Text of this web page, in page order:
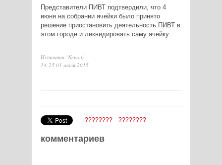
Представители ПИВТ подтвердили, что 4
июня на собрании ячейки было принято
решение приостановить деятельность ПИВТ в
этом городе и ликвидировать саму ячейку.
Источник: News.tj
14:25 01 июля 2015
???????? ????????
комментариев